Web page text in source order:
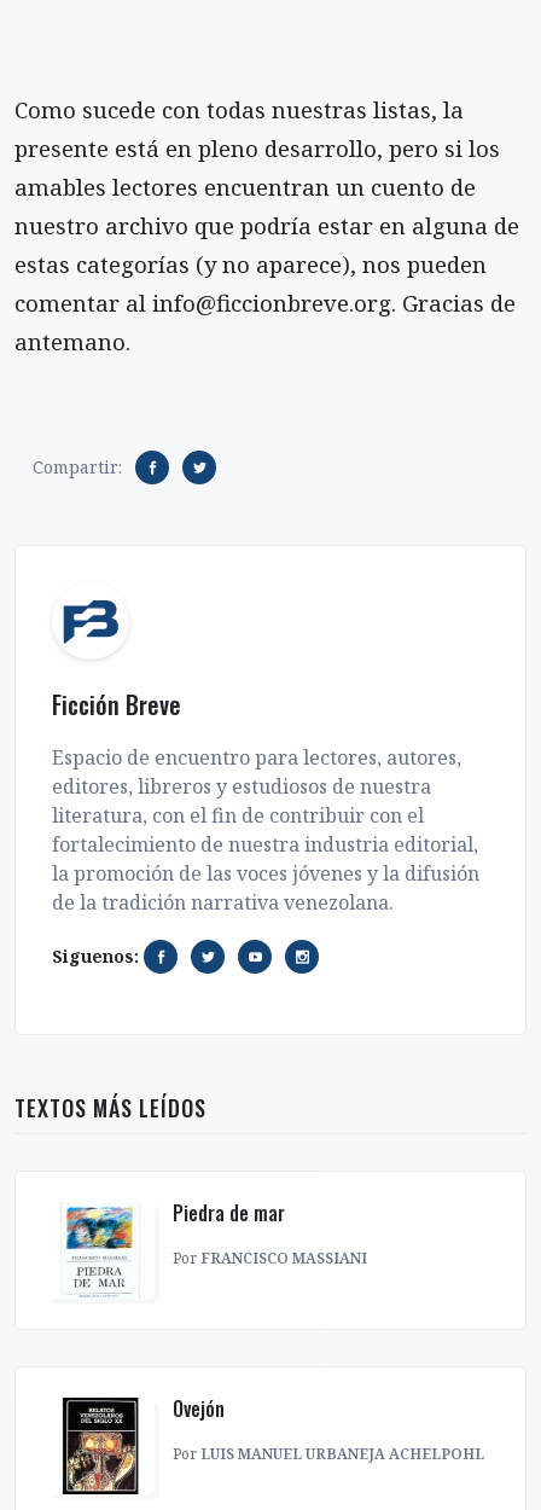
Como sucede con todas nuestras listas, la
presente está en pleno desarrollo, pero si los
amables lectores encuentran un cuento de
nuestro archivo que podría estar en alguna de
estas categorías (y no aparece), nos pueden
comentar al info@ficcionbreve.org. Gracias de
antemano.
Compartir:
Ficción Breve
Espacio de encuentro para lectores, autores,
editores, libreros y estudiosos de nuestra
literatura, con el fin de contribuir con el
fortalecimiento de nuestra industria editorial,
la promoción de las voces jóvenes y la difusión
de la tradición narrativa venezolana.
Siguenos:
TEXTOS MÁS LEÍDOS
Piedra de mar
Por FRANCISCO MASSIANI
Ovejón
Por LUIS MANUEL URBANEJA ACHELPOHL